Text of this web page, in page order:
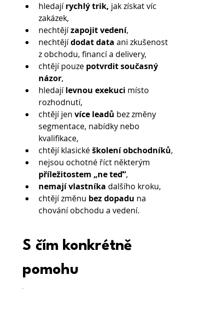
hledají rychlý trik, jak získat víc
zakázek,
nechtějí zapojit vedení,
nechtějí dodat data ani zkušenost
z obchodu, financí a delivery,
chtějí pouze potvrdit současný
názor,
hledají levnou exekuci místo
rozhodnutí,
chtějí jen více leadů bez změny
segmentace, nabídky nebo
kvalifikace,
chtějí klasické školení obchodníků,
nejsou ochotné říct některým
příležitostem „ne teď“,
nemají vlastníka dalšího kroku,
chtějí změnu bez dopadu na
chování obchodu a vedení.
S čím konkrétně
pomohu